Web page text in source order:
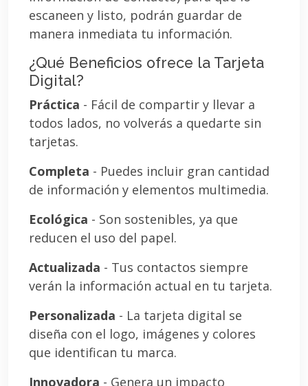
escaneen y listo, podrán guardar de
manera inmediata tu información.
¿Qué Beneficios ofrece la Tarjeta
Digital?
Práctica - Fácil de compartir y llevar a
todos lados, no volverás a quedarte sin
tarjetas.
Completa - Puedes incluir gran cantidad
de información y elementos multimedia.
Ecológica - Son sostenibles, ya que
reducen el uso del papel.
Actualizada - Tus contactos siempre
verán la información actual en tu tarjeta.
Personalizada - La tarjeta digital se
diseña con el logo, imágenes y colores
que identifican tu marca.
Innovadora - Genera un impacto